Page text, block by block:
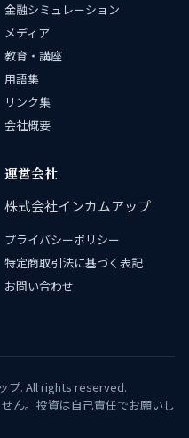
金融シミュレーション
メディア
教育・講座
用語集
リンク集
会社概要
運営会社
株式会社インカムアップ
プライバシーポリシー
特定商取引法に基づく表記
お問い合わせ
プ. All rights reserved.
ん。投資は自己責任でお願いし